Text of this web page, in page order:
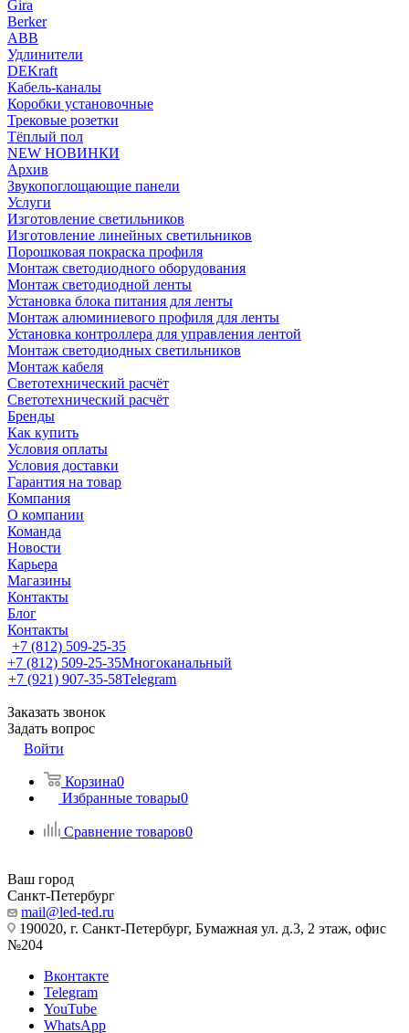
Gira
Berker
ABB
Удлинители
DEKraft
Кабель-каналы
Коробки установочные
Трековые розетки
Тёплый пол
NEW НОВИНКИ
Архив
Звукопоглощающие панели
Услуги
Изготовление светильников
Изготовление линейных светильников
Порошковая покраска профиля
Монтаж светодиодного оборудования
Монтаж светодиодной ленты
Установка блока питания для ленты
Монтаж алюминиевого профиля для ленты
Установка контроллера для управления лентой
Монтаж светодиодных светильников
Монтаж кабеля
Светотехнический расчёт
Светотехнический расчёт
Бренды
Как купить
Условия оплаты
Условия доставки
Гарантия на товар
Компания
О компании
Команда
Новости
Карьера
Магазины
Контакты
Блог
Контакты
+7 (812) 509-25-35
+7 (812) 509-25-35Многоканальный
+7 (921) 907-35-58Telegram
Заказать звонок
Задать вопрос
Войти
Корзина0
Избранные товары0
Сравнение товаров0
Ваш город
Санкт-Петербург
mail@led-ted.ru
190020, г. Санкт-Петербург, Бумажная ул. д.3, 2 этаж, офис
№204
Вконтакте
Telegram
YouTube
WhatsApp